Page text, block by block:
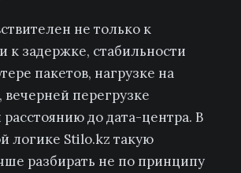
не только к
к задержке, стабильности
пакетов, нагрузке на
вечерней перегрузке
расстоянию до дата-центра. В
логике Stilo.kz такую
разбирать не по принципу